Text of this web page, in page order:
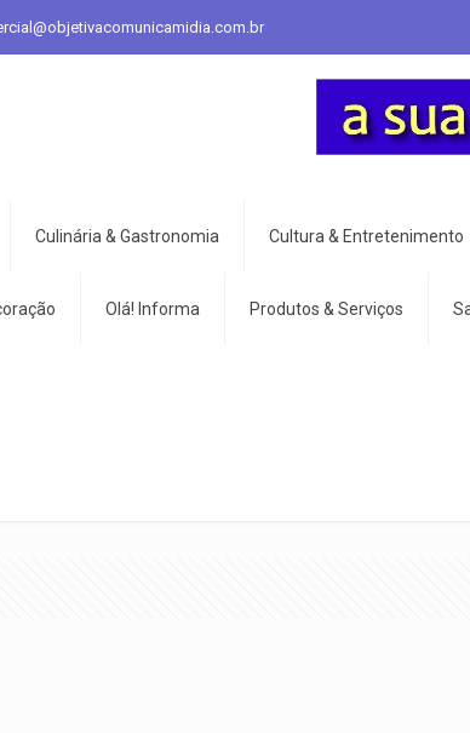
Culinária & Gastronomia Cultura & Entretenimento
Olá! Informa Produtos & Serviços